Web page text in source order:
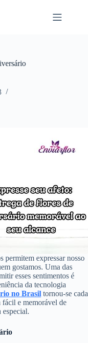
permitem expressar nosso
gostamos. Uma das
esses sentimentos é
da tecnologia
no Brasil tornou-se cada
fácil e memorável de
especial.